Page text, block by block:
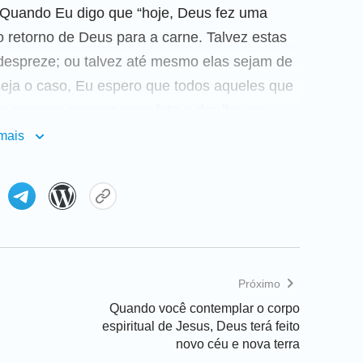
Eu digo que “hoje, Deus fez uma
de Deus para a carne. Talvez estas
ou talvez até mesmo elas sejam de
o caso, Eu espero que todos aqueles que
precipitadas sobre ele; isso é o que uma
cada um de nós conheça esta única
e, já que Deus Se torna carne, Ele há de
a verdade ao homem, de conceder-lhe
contém a essência de Deus
Próximo
Quando você contemplar o corpo
espiritual de Jesus, Deus terá feito
novo céu e nova terra